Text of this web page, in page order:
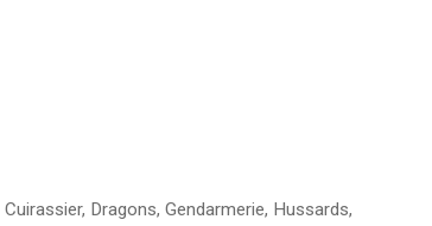
Cuirassier, Dragons, Gendarmerie, Hussards,